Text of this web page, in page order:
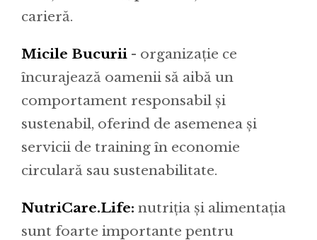
carieră.
Micile Bucurii - organizație ce
încurajează oamenii să aibă un
comportament responsabil și
sustenabil, oferind de asemenea și
servicii de training în economie
circulară sau sustenabilitate.
NutriCare.Life: nutriția și alimentația
sunt foarte importante pentru